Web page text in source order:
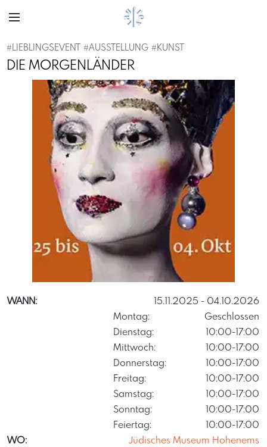
#LIEBLINGSEVENT #AUSSTELLUNG #KUNST
DIE MORGENLÄNDER
Previous
WANN: 15.11.2025 - 04.10.2026
Montag:
Geschlossen
Dienstag:
10:00-17:00
Mittwoch:
10:00-17:00
Donnerstag:
10:00-17:00
Freitag:
10:00-17:00
Samstag:
10:00-17:00
Sonntag:
10:00-17:00
Feiertag:
10:00-17:00
WO:
Jüdisches Museum Hohenems